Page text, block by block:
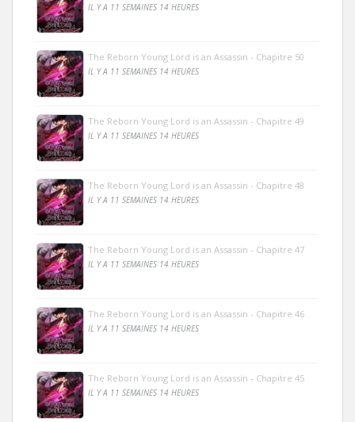
IL Y A 11 SEMAINES 14 HEURES
The Reborn Young Lord is an Assassin - Chapitre 50
IL Y A 11 SEMAINES 14 HEURES
The Reborn Young Lord is an Assassin - Chapitre 49
IL Y A 11 SEMAINES 14 HEURES
The Reborn Young Lord is an Assassin - Chapitre 48
IL Y A 11 SEMAINES 14 HEURES
The Reborn Young Lord is an Assassin - Chapitre 47
IL Y A 11 SEMAINES 14 HEURES
The Reborn Young Lord is an Assassin - Chapitre 46
IL Y A 11 SEMAINES 14 HEURES
The Reborn Young Lord is an Assassin - Chapitre 45
IL Y A 11 SEMAINES 14 HEURES